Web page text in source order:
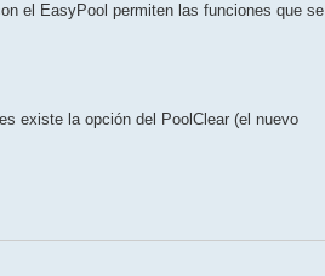
el EasyPool permiten las funciones que se
existe la opción del PoolClear (el nuevo